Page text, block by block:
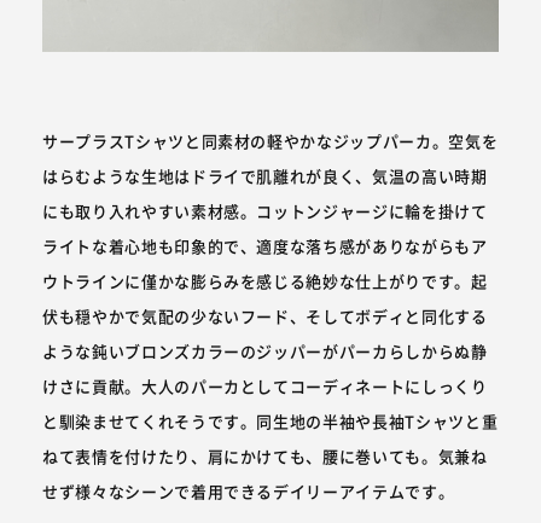
サープラスTシャツと同素材の軽やかなジップパーカ。空気を
はらむような生地はドライで肌離れが良く、気温の高い時期
にも取り入れやすい素材感。コットンジャージに輪を掛けて
ライトな着心地も印象的で、適度な落ち感がありながらもア
ウトラインに僅かな膨らみを感じる絶妙な仕上がりです。起
伏も穏やかで気配の少ないフード、そしてボディと同化する
ような鈍いブロンズカラーのジッパーがパーカらしからぬ静
けさに貢献。大人のパーカとしてコーディネートにしっくり
と馴染ませてくれそうです。同生地の半袖や長袖Tシャツと重
ねて表情を付けたり、肩にかけても、腰に巻いても。気兼ね
せず様々なシーンで着用できるデイリーアイテムです。